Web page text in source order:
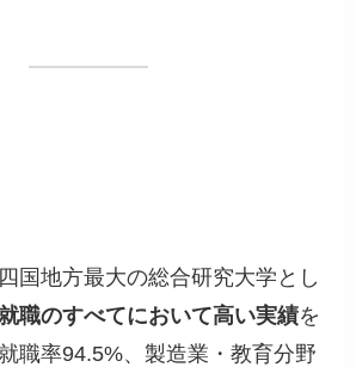
国地方最大の総合研究大学とし
職のすべてにおいて高い実績を
職率94.5%、製造業・教育分野